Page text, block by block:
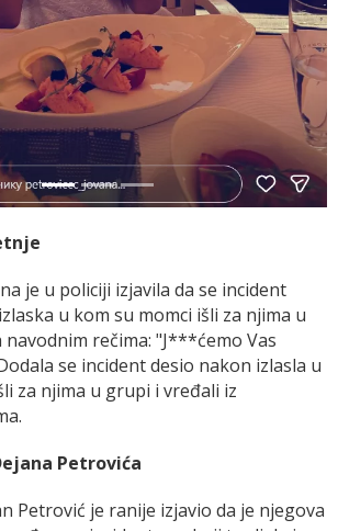
je u policiji izjavila da se incident
u kom su momci išli za njima u
rečima: "J***ćemo Vas
se incident desio nakon izlasla u
za njima u grupi i vređali iz
Petrovića
Petrović je ranije izjavio da je njegova